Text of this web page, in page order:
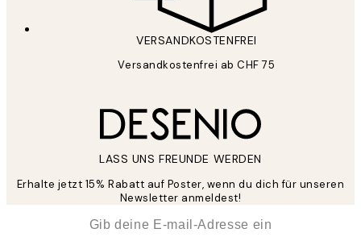
VERSANDKOSTENFREI
Versandkostenfrei ab CHF 75
LASS UNS FREUNDE WERDEN
Erhalte jetzt 15% Rabatt auf Poster, wenn du dich für unseren
Newsletter anmeldest!